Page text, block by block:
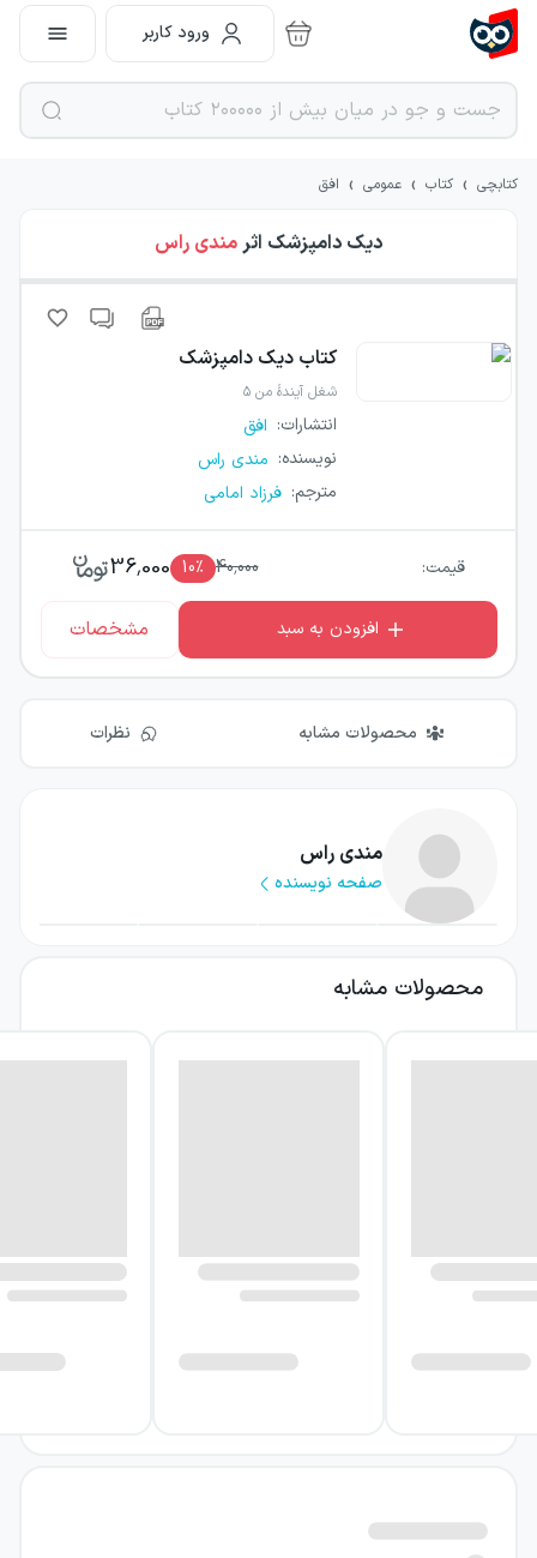
ورود کاربر
کتابچی › کتاب › عمومی › افق
دیک دامپزشک اثرمندی راس
کتاب دیک دامپزشک
شغل آیندهٔ من ۵
انتشارات: افق
نویسنده: مندی راس
مترجم: فرزاد امامی
قیمت: 40,000
10٪ 36,000
افزودن به سبد مشخصات
محصولات مشابه نظرات
مندی راس
صفحه نویسنده
محصولات مشابه